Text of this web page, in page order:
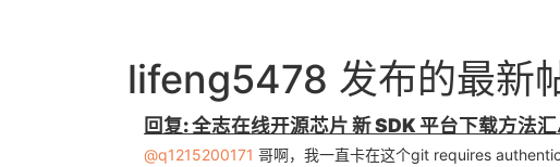
lifeng5478 发布的最新
回复: 全志在线开源芯片 新 SDK 平台下载方法
@q1215200171 哥啊，我一直卡在这个git requires